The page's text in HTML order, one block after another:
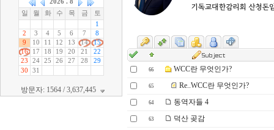
방문자: 1564 / 3,637,445
66 WCC란 무엇인가?
65 Re..WCC란 무엇인가?
64 동역자들 4
63 덕산 곶감